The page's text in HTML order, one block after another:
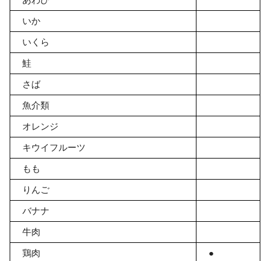
お買い物を続ける カートへ進む
いか
いくら
鮭
さば
魚介類
オレンジ
キウイフルーツ
もも
りんご
バナナ
牛肉
鶏肉 ●